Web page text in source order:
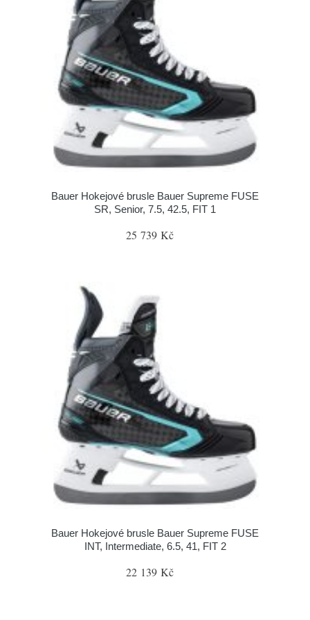
Bauer Hokejové brusle Bauer Supreme FUSE
SR, Senior, 7.5, 42.5, FIT 1
25 739 Kč
Bauer Hokejové brusle Bauer Supreme FUSE
INT, Intermediate, 6.5, 41, FIT 2
22 139 Kč